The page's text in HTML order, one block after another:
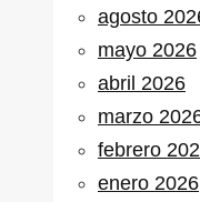
agosto
mayo 2026
abril 2026
marzo
febrero
enero 2026